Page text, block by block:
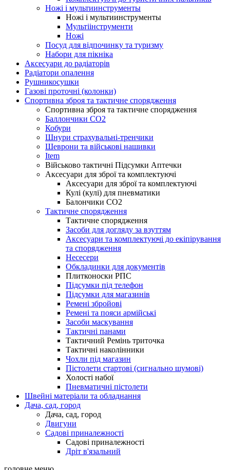
Ножі і мультиинструменты
Ножі і мультиинструменты
Мультіінструменти
Ножі
Посуд для відпочинку та туризму
Набори для пікніка
Аксесуари до радіаторів
Радіатори опалення
Рушникосушки
Газові проточні (колонки)
Спортивна зброя та тактичне спорядження
Спортивна зброя та тактичне спорядження
Баллончики CO2
Кобури
Шнури страхувальні-тренчики
Шеврони та військові нашивки
Item
Військово тактичні Підсумки Аптечки
Аксесуари для зброї та комплектуючі
Аксесуари для зброї та комплектуючі
Кулі (кулі) для пневматики
Балончики CO2
Тактичне спорядження
Тактичне спорядження
Засоби для догляду за взуттям
Аксесуари та комплектуючі до екіпірування
та спорядження
Несесери
Обкладинки для документів
Плитконоски РПС
Підсумки під телефон
Підсумки для магазинів
Ремені збройові
Ремені та пояси армійські
Засоби маскування
Тактичні панами
Тактичний Ремінь триточка
Тактичні наколінники
Чохли під магазин
Пістолети стартові (сигнально шумові)
Холості набої
Пневматичні пістолети
Швейні матеріали та обладнання
Дача, сад, город
Дача, сад, город
Двигуни
Садові приналежності
Садові приналежності
Дріт в'язальний